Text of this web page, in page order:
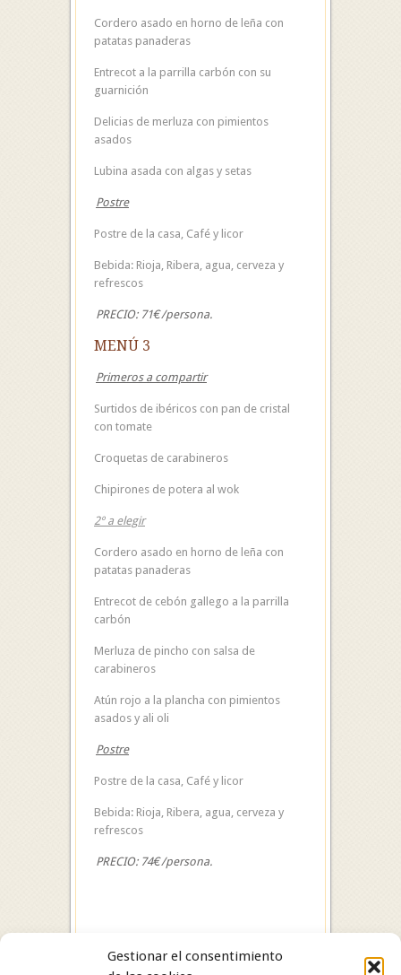
Gestionar el consentimiento
Cordero asado en horno de leña con
patatas panaderas
Entrecot a la parrilla carbón con su
guarnición
Delicias de merluza con pimientos
asados
Lubina asada con algas y setas
Postre
Postre de la casa, Café y licor
Bebida: Rioja, Ribera, agua, cerveza y
refrescos
PRECIO: 71€/persona.
MENÚ 3
Primeros a compartir
Surtidos de ibéricos con pan de cristal
con tomate
Croquetas de carabineros
Chipirones de potera al wok
2º a elegir
Cordero asado en horno de leña con
patatas panaderas
Entrecot de cebón gallego a la parrilla
carbón
Merluza de pincho con salsa de
carabineros
Atún rojo a la plancha con pimientos
asados y ali oli
Postre
Postre de la casa, Café y licor
Bebida: Rioja, Ribera, agua, cerveza y
refrescos
PRECIO: 74€/persona.